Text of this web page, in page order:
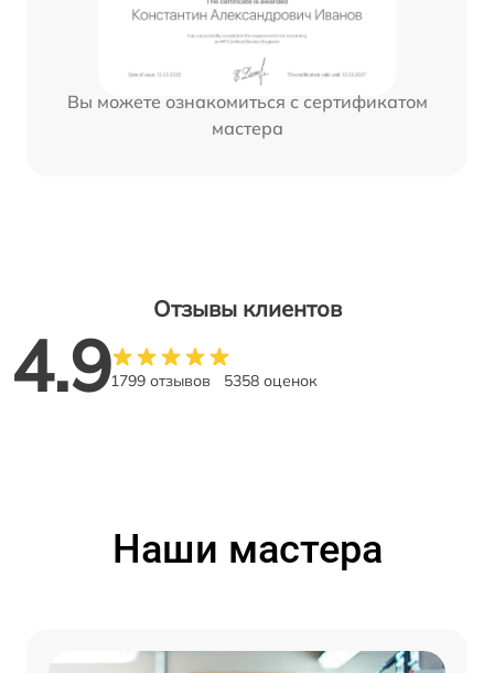
Вы можете ознакомиться с сертификатом
мастера
Отзывы клиентов
4.91799 отзывов 5358 оценок
Наши мастера